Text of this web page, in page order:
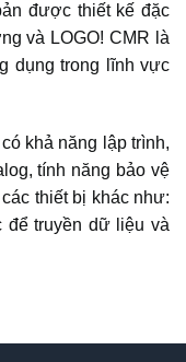
được thiết kế đặc
và LOGO! CMR là
dụng trong lĩnh vực
khả năng lập trình,
tính năng bảo vệ
thiết bị khác như:
để truyền dữ liệu và